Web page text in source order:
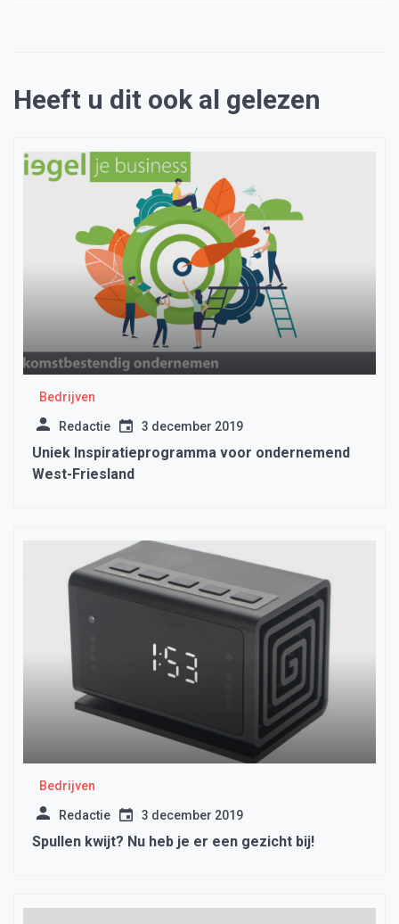
Heeft u dit ook al gelezen
Bedrijven
Redactie 3 december 2019
Uniek Inspiratieprogramma voor ondernemend
West-Friesland
Bedrijven
Redactie 3 december 2019
Spullen kwijt? Nu heb je er een gezicht bij!